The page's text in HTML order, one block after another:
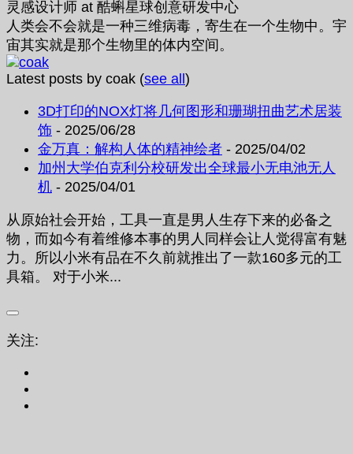
灵感设计师 at 酷蝌星球创意研发中心
人类会不会就是一种三维病毒，寄生在一个生物中。宇
宙其实就是那个生物里的体内空间。
Latest posts by coak (see all)
3D打印的NOX灯将几何图形和珊瑚扭曲艺术居装
饰 - 2025/06/28
金万真：解构人体的精神绘者 - 2025/04/02
加州大学伯克利分校研发出全球最小无电池无人
机 - 2025/04/01
从原始社会开始，工具一直是男人生存下来的必备之
物，而如今有着维修本事的男人同样会让人觉得富有魅
力。所以小米有品在不久前就推出了一款160多元的工
具箱。 对于小米...
关注: